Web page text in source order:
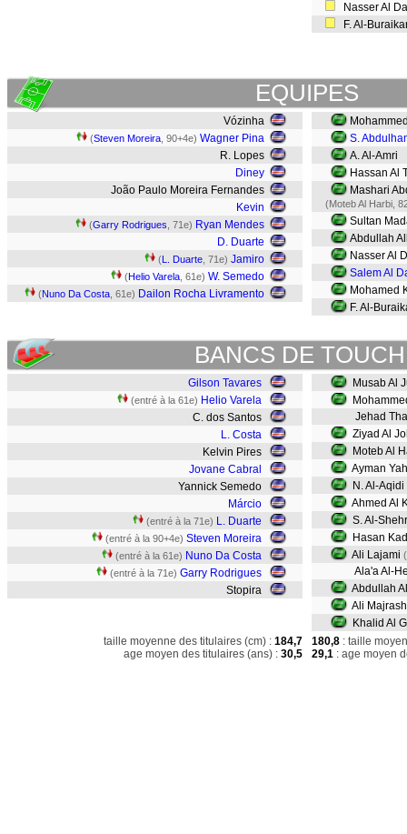
Nasser Al
F. Al-
EQUIPES
Vózinha
(Steven Moreira , 90+4e) Wagner Pina
R. Lopes
Diney
João Paulo Moreira Fernandes
Kevin
(Garry Rodrigues , 71e) Ryan Mendes
D. Duarte
(L. Duarte , 71e) Jamiro
(Helio Varela , 61e) W. Semedo
(Nuno Da Costa , 61e) Dailon Rocha Livramento
S.
A. Al-Amri
Hassan Al
Mashari
(Moteb Al Harbi,
Sultan
Abdullah
Nasser Al
Salem Al
Mohamed
F. Al-
BANCS DE
Gilson Tavares
(entré à la 61e) Helio Varela
C. dos Santos
L. Costa
Kelvin Pires
Jovane Cabral
Yannick Semedo
Márcio
(entré à la 71e) L. Duarte
(entré à la 90+4e) Steven Moreira
(entré à la 61e) Nuno Da Costa
(entré à la 71e) Garry Rodrigues
Stopira
Musab Al
Jehad
Ziyad Al
Moteb Al
Ayman
N. Al-Aqidi
Ahmed Al
S. Al-
Hasan
Ali Lajami
Ala'a Al-
Abdullah
Ali
Khalid Al
taille moyenne des titulaires (cm) : 184,7
age moyen des titulaires (ans) : 30,5
180,8 : taille
29,1 : age moyen